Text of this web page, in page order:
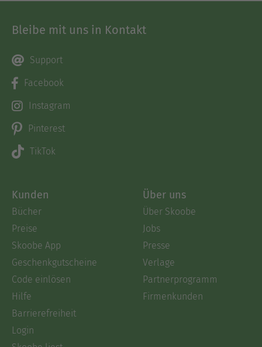
Bleibe mit uns in Kontakt
Support
Facebook
Instagram
Pinterest
TikTok
Kunden
Bücher
Preise
Skoobe App
Geschenkgutscheine
Code einlösen
Hilfe
Barrierefreiheit
Login
Über uns
Über Skoobe
Jobs
Presse
Verlage
Partnerprogramm
Firmenkunden